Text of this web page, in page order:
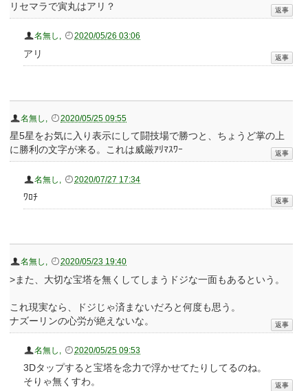
リセマラで寅丸はアリ？
名無し , 2020/05/26 03:06
アリ
名無し 2020/05/25 09:55
星5星をお気に入り表示にして闘技場で勝つと、ちょうど掌の上
に勝利の文字が来る。これは威厳ｱﾘﾏｽﾜｰ
名無し 2020/07/27 17:34
ﾜﾛﾁ
名無し 2020/05/23 19:40
>また、大切な宝塔を無くしてしまうドジな一面もあるという。
これ現実なら、ドジじゃ済まないだろと何度も思う。
ナズーリンの心労が絶えないな。
名無し 2020/05/25 09:53
3Dタップすると宝塔を念力で浮かせてたりしてるのね。
そりゃ無くすわ。